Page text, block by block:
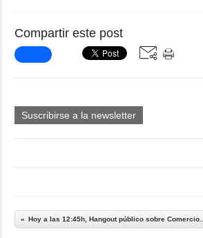
Compartir este post
Suscribirse a la newsletter
Hoy a las 12:45h, Hangout público sobre Comercio...